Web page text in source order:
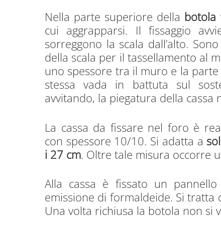
Nella parte superiore della botola
cui aggrapparsi. Il fissaggio
sorreggono la scala dall’alto.
della scala per il tassellamento al
uno spessore tra il muro e la
stessa vada in battuta sul
avvitando, la piegatura della cassa
La cassa da fissare nel foro è
con spessore 10/10. Si adatta a
i 27 cm. Oltre tale misura occorre
Alla cassa è fissato un
emissione di formaldeide. Si tratta
Una volta richiusa la botola non si